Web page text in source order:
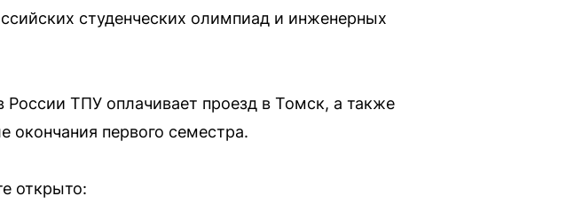
студенческих олимпиад и инженерных
ТПУ оплачивает проезд в Томск, а также
окончания первого семестра.
открыто: